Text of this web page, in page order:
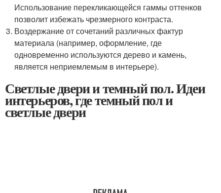
Использование перекликающейся гаммы оттенков
позволит избежать чрезмерного контраста.
Воздержание от сочетаний различных фактур
материала (например, оформление, где
одновременно используются дерево и камень,
является неприемлемым в интерьере).
Светлые двери и темный пол. Идеи
интерьеров, где темный пол и
светлые двери